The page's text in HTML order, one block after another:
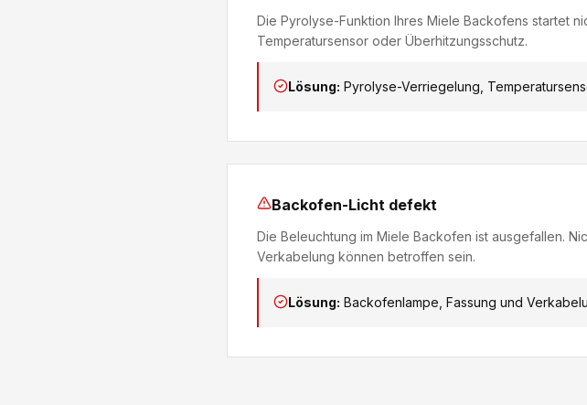
Die Pyrolyse-Funktion Ihres Miele Backofens startet
Temperatursensor oder Überhitzungsschutz.
Lösung: Pyrolyse-Verriegelung,
Backofen-Licht defekt
Die Beleuchtung im Miele Backofen ist ausgefallen.
Verkabelung können betroffen sein.
Lösung: Backofenlampe, Fassung und